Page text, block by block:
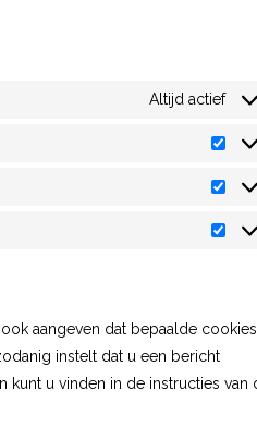
Altijd actief
aangeven dat bepaalde cookies
instelt dat u een bericht
u vinden in de instructies van